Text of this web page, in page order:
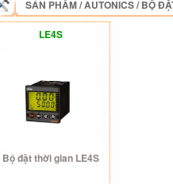
SẢN PHẨM/AUTONICS/BỘ
LE4S
Bộ đặt thời gian LE4S